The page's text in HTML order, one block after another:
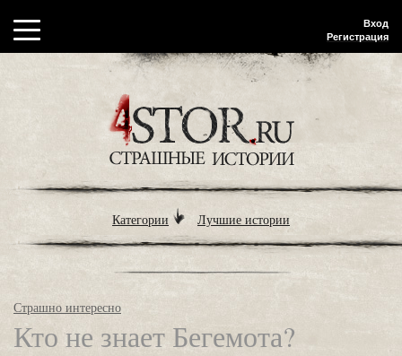
Вход
Регистрация
Категории Лучшие истории
Страшно интересно
Кто не знает Бегемота?